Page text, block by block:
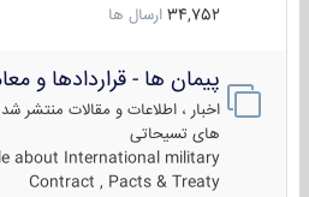
34,752 ارسال ها
پیمان ها - قراردادها و
اخبار ، اطلاعات و مقالات منتشر
های تسیحاتی
about International military
Contract , Pacts & Treaty